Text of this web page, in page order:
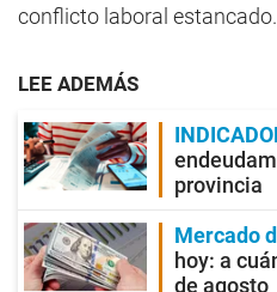
conflicto laboral estancado.
LEE ADEMÁS
provincia
Mercado
hoy: a
de agosto